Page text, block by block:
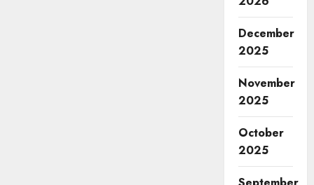
December
2025
November
2025
October
2025